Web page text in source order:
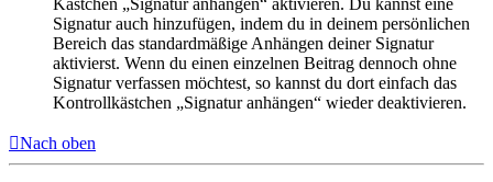
Kästchen „Signatur anhängen“ aktivieren. Du kannst eine
Signatur auch hinzufügen, indem du in deinem persönlichen
Bereich das standardmäßige Anhängen deiner Signatur
aktivierst. Wenn du einen einzelnen Beitrag dennoch ohne
Signatur verfassen möchtest, so kannst du dort einfach das
Kontrollkästchen „Signatur anhängen“ wieder deaktivieren.
Nach oben